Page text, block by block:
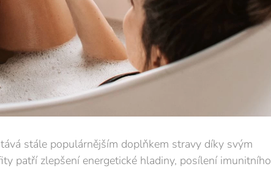
stále populárnějším doplňkem stravy díky svým
patří zlepšení energetické hladiny, posílení imunitního